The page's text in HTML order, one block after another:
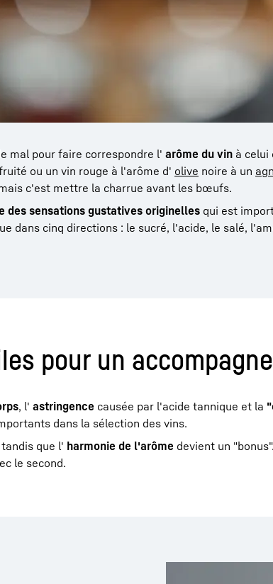
mal pour faire correspondre l' arôme du vin à celui
ou un vin rouge à l'arôme d' olive noire à un
c'est mettre la charrue avant les bœufs.
des sensations gustatives originelles qui est
dans cinq directions : le sucré, l'acide, le salé,
pour un
, l' astringence causée par l'acide tannique et la
dans la sélection des vins.
que l' harmonie de l'arôme devient un
le second.